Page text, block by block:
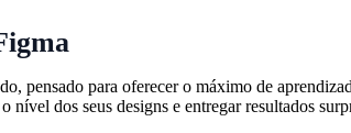
pensado para oferecer o máximo de
dos seus designs e entregar resultados